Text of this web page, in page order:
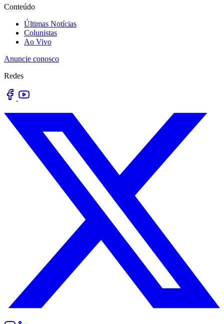
Conteúdo
Últimas Notícias
Colunistas
Ao Vivo
Anuncie conosco
Redes